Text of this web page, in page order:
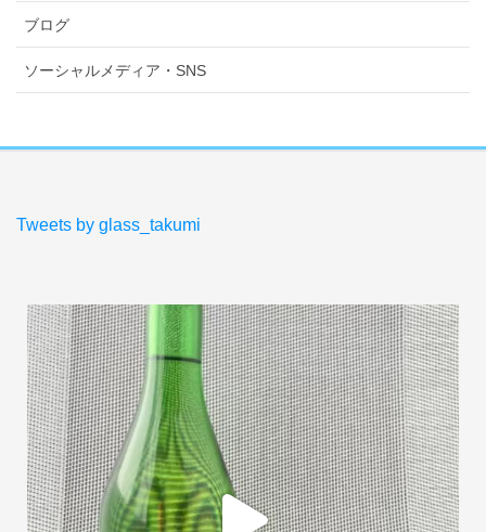
ブログ
ソーシャルメディア・SNS
Tweets by glass_takumi